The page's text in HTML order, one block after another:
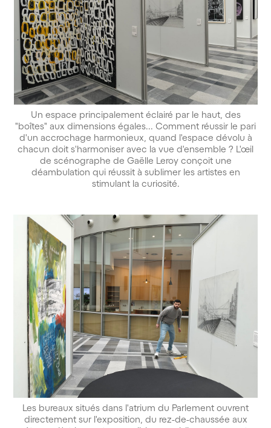
Un espace principalement éclairé par le haut, des
"boîtes" aux dimensions égales... Comment réussir le pari
d'un accrochage harmonieux, quand l'espace dévolu à
chacun doit s'harmoniser avec la vue d'ensemble ? L'œil
de scénographe de Gaëlle Leroy conçoit une
déambulation qui réussit à sublimer les artistes en
stimulant la curiosité.
Les bureaux situés dans l'atrium du Parlement ouvrent
directement sur l'exposition, du rez-de-chaussée aux